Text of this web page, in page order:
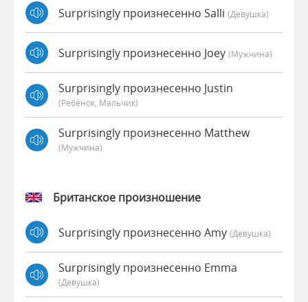
Surprisingly произнесенно Salli (девушка)
Surprisingly произнесенно Joey (мужчина)
Surprisingly произнесенно Justin
(Ребёнок, Мальчик)
Surprisingly произнесенно Matthew
(мужчина)
Британское произношение
Surprisingly произнесенно Amy (девушка)
Surprisingly произнесенно Emma
(девушка)